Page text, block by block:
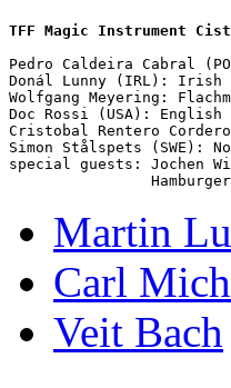
TFF Magic Instrument
Pedro Caldeira Cabral
Donál Lunny (IRL): Irish
Wolfgang Meyering:
Doc Rossi (USA):
Cristobal Rentero
Simon Stålspets (SWE):
special guests: Jochen
Martin
Carl
Veit Bach